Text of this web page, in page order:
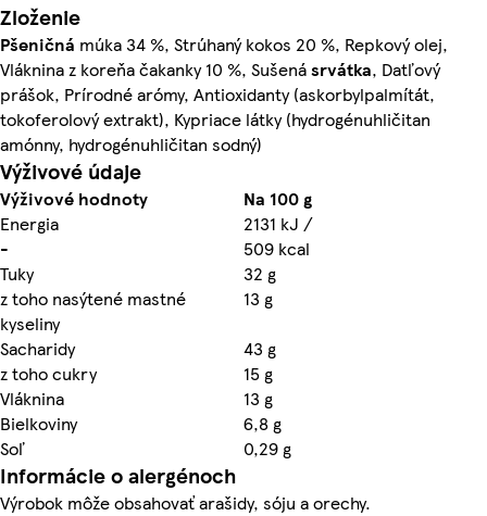
Zloženie
Pšeničná múka 34 %, Strúhaný kokos 20 %, Repkový olej,
Vláknina z koreňa čakanky 10 %, Sušenásrvátka, Datľový
prášok, Prírodné arómy, Antioxidanty (askorbylpalmítát,
tokoferolový extrakt), Kypriace látky (hydrogénuhličitan
amónny, hydrogénuhličitan sodný)
Výživové údaje
Výživové hodnoty
Na 100 g
Energia
2131 kJ /
-
509 kcal
Tuky
32 g
z toho nasýtené mastné
kyseliny
13 g
Sacharidy
43 g
z toho cukry
15 g
Vláknina
13 g
Bielkoviny
6,8 g
Soľ
0,29 g
Informácie o alergénoch
Výrobok môže obsahovať arašidy, sóju a orechy.